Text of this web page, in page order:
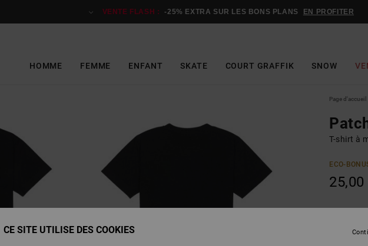
VENTE FLASH : -25% EXTRA SUR LES BONS PLANS EN PROFITER
HOMME FEMME ENFANT SKATE COURT GRAFFIK SNOW
Page d'accueil
T-shirt à
ECO-
25,00
CE SITE UTILISE DES COOKIES